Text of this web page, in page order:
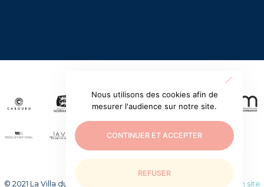
© 2021 La Villa du temps retrouvé. Tous droits réservés. Création site
Nous utilisons des cookies afin de
mesurer l'audience sur notre site.
CONTINUER ET ACCEPTER
REFUSER